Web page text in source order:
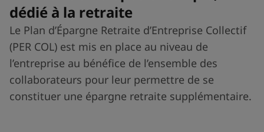
dédié à la retraite
Le Plan d’Épargne Retraite d’Entreprise Collectif
(PER COL) est mis en place au niveau de
l’entreprise au bénéfice de l’ensemble des
collaborateurs pour leur permettre de se
constituer une épargne retraite supplémentaire.